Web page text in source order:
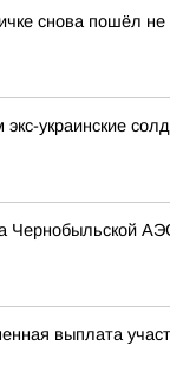
снова пошёл не
украинские
выплата